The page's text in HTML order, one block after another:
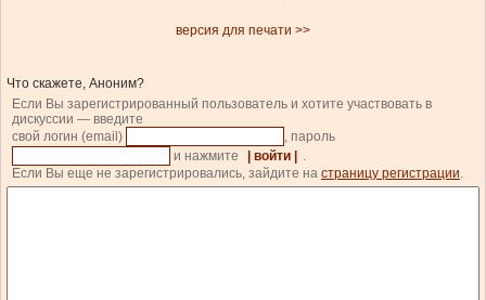
версия для печати >>
Что скажете, Аноним?
Если Вы зарегистрированный пользователь и хотите участвовать в
дискуссии — введите
свой логин (email)
, пароль
и нажмите
| войти |
.
Если Вы еще не зарегистрировались, зайдите на страницу регистрации.